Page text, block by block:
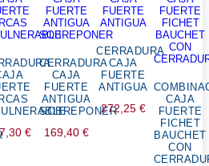
€
CERRADURA
CAJA
FUERTE
ANTIGUA
SOBREPONER
169,40 €
CERRADURA
CAJA
FUERTE
ANTIGUA
272,25 €
CAJA
FUERTE
FICHET
BAUCHET
CON